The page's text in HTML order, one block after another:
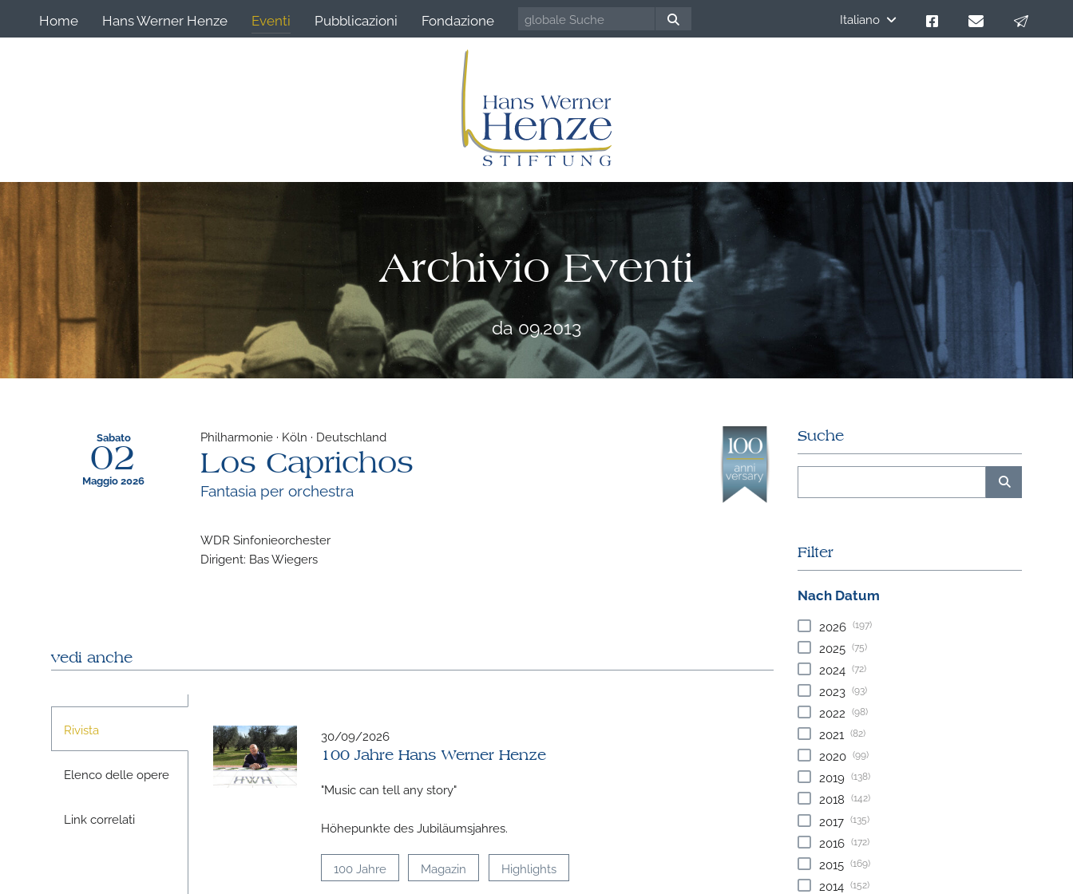
Home Hans Werner Henze Eventi Pubblicazioni Fondazione Italiano
Archivio Eventi
da 09.2013
Sabato
02
Maggio 2026
Philharmonie · Köln · Deutschland
Los Caprichos
Fantasia per orchestra
WDR Sinfonieorchester
Dirigent: Bas Wiegers
vedi anche
Rivista
Elenco delle opere
Link correlati
30/09/2026
100 Jahre Hans Werner Henze
"Music can tell any story"
Höhepunkte des Jubiläumsjahres.
100 Jahre Magazin Highlights
Suche
Filter
Nach Datum
2026 (197)
2025 (75)
2024 (72)
2023 (93)
2022 (98)
2021 (82)
2020 (99)
2019 (138)
2018 (142)
2017 (135)
2016 (172)
2015 (169)
2014 (152)